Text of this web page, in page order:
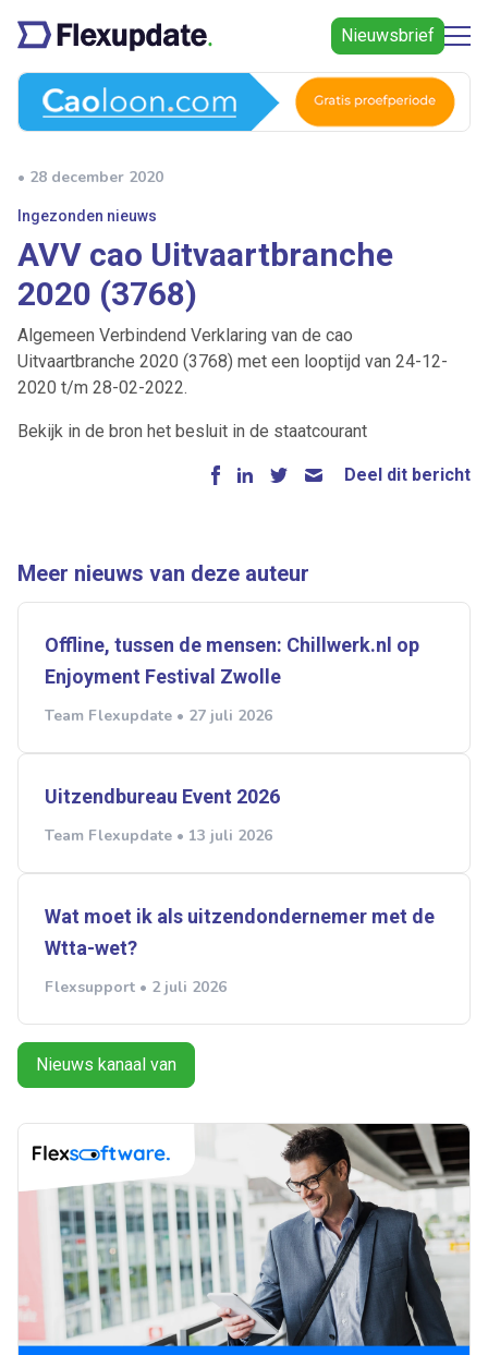
Nieuwsbrief
• 28 december 2020
Ingezonden nieuws
AVV cao Uitvaartbranche
2020 (3768)
Algemeen Verbindend Verklaring van de cao
Uitvaartbranche 2020 (3768) met een looptijd van 24-12-
2020 t/m 28-02-2022.
Bekijk in de bron het besluit in de staatcourant
Deel dit bericht
Meer nieuws van deze auteur
Offline, tussen de mensen: Chillwerk.nl op
Enjoyment Festival Zwolle
Team Flexupdate • 27 juli 2026
Uitzendbureau Event 2026
Team Flexupdate • 13 juli 2026
Wat moet ik als uitzendondernemer met de
Wtta-wet?
Flexsupport • 2 juli 2026
Nieuws kanaal van